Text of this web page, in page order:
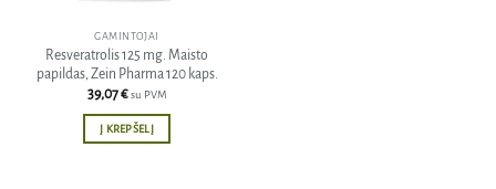
GAMINTOJAI
Resveratrolis 125 mg. Maisto
papildas, Zein Pharma 120 kaps.
39,07€ su PVM
Į KREPŠELĮ